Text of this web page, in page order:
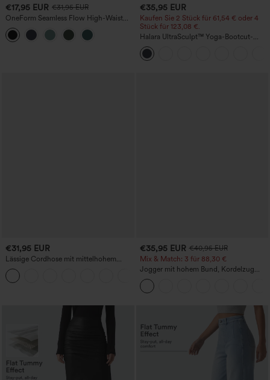
€17,95 EUR €31,95 EUR
OneForm Seamless Flow High-Waist
Yogaleggings – nahtlos, mit hoher
Taille, bauchformend und mit
Hebeeffekt für den Po
€35,95 EUR
Kaufen Sie 2 Stück für 61,54 € oder 4
Stück für 123,08 €.
Halara UltraSculpt™ Yoga-Bootcut-
Leggings mit hoher Taille,
bauchformender Unterstützung und
Tasche
€31,95 EUR
Lässige Cordhose mit mittelhohem
Bund, Reißverschluss und Seitentaschen
€35,95 EUR €40,95 EUR
Mix & Match: 3 für 88,30 €
Jogger mit hohem Bund, Kordelzug
und Raffung, schmal zulaufend,
schnelltrocknend mit kühlendem Griff,
mit Taschen - UPF40+